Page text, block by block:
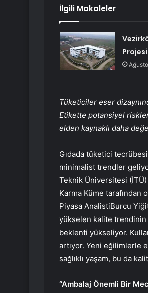
İlgili Makaleler
Tüketiciler eser
Etikette potansiyel
elden kaynaklı daha
Gıdada tüketici
minimalist trendler
Teknik Üniversitesi
Karma Küme
Piyasa AnalistiBurcu
yükselen kalite trendinin
beklenti yükseliyor.
artıyor. Yeni eğilimlerle
sağlıklı yaşam, bu da
“Ambalaj Önemli Bir